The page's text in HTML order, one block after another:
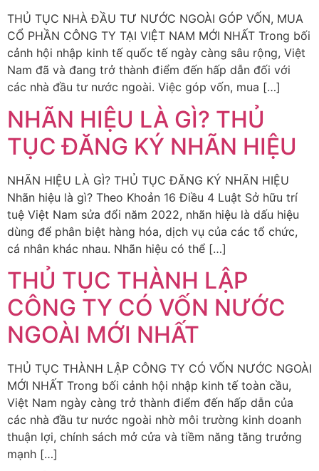
THỦ TỤC NHÀ ĐẦU TƯ NƯỚC NGOÀI GÓP VỐN, MUA
CỔ PHẦN CÔNG TY TẠI VIỆT NAM MỚI NHẤT Trong bối
cảnh hội nhập kinh tế quốc tế ngày càng sâu rộng, Việt
Nam đã và đang trở thành điểm đến hấp dẫn đối với
các nhà đầu tư nước ngoài. Việc góp vốn, mua […]
NHÃN HIỆU LÀ GÌ? THỦ
TỤC ĐĂNG KÝ NHÃN HIỆU
NHÃN HIỆU LÀ GÌ? THỦ TỤC ĐĂNG KÝ NHÃN HIỆU
Nhãn hiệu là gì? Theo Khoản 16 Điều 4 Luật Sở hữu trí
tuệ Việt Nam sửa đổi năm 2022, nhãn hiệu là dấu hiệu
dùng để phân biệt hàng hóa, dịch vụ của các tổ chức,
cá nhân khác nhau. Nhãn hiệu có thể […]
THỦ TỤC THÀNH LẬP
CÔNG TY CÓ VỐN NƯỚC
NGOÀI MỚI NHẤT
THỦ TỤC THÀNH LẬP CÔNG TY CÓ VỐN NƯỚC NGOÀI
MỚI NHẤT Trong bối cảnh hội nhập kinh tế toàn cầu,
Việt Nam ngày càng trở thành điểm đến hấp dẫn của
các nhà đầu tư nước ngoài nhờ môi trường kinh doanh
thuận lợi, chính sách mở cửa và tiềm năng tăng trưởng
mạnh […]